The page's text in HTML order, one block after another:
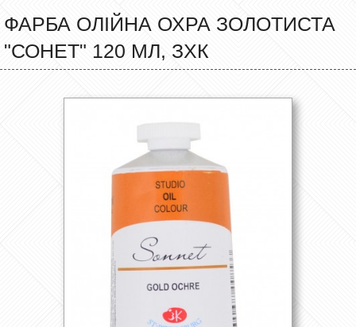
ФАРБА ОЛІЙНА ОХРА ЗОЛОТИСТА
"СОНЕТ" 120 МЛ, ЗХК